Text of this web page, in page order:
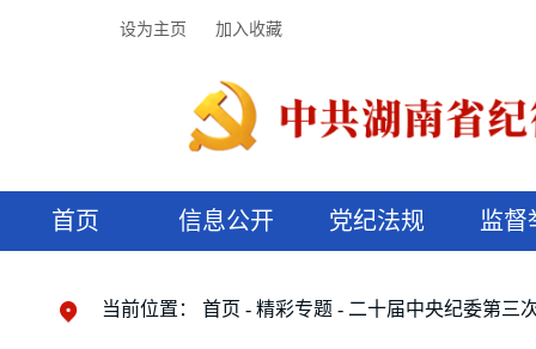
设为主页 加入收藏
首页 信息公开 党纪法规 监督
当前位置： 首页 精彩专题 二十届中央纪委第三